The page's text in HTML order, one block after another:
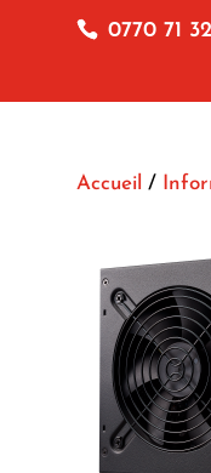
0770 71
Accueil /